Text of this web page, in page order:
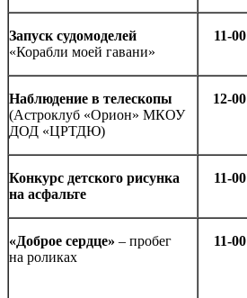
Запуск судомоделей
«Корабли моей гавани»
11-00
Наблюдение в телескопы
(Астроклуб «Орион» МКОУ
ДОД «ЦРТДЮ)
12-00
Конкурс детского рисунка
на асфальте
11-00
«Доброе сердце» – пробег
на роликах
11-00